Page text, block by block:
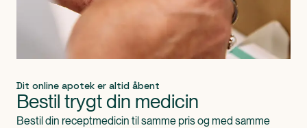
Dit online apotek er altid åbent
Bestil trygt din medicin
Bestil din receptmedicin til samme pris og med samme